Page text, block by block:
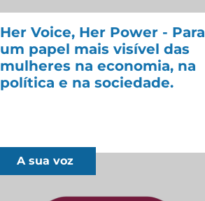
Her Voice, Her Power - Para
um papel mais visível das
mulheres na economia, na
política e na sociedade.
A sua voz